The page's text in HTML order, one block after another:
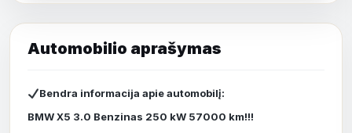
Bendra informacija apie automobilį:
BMW X5 3.0 Benzinas 250 kW 57000 km!!!